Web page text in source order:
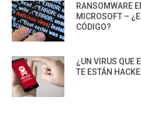
RANSOMWARE
MICROSOFT –
CÓDIGO?
¿UN VIRUS QUE
TE ESTÁN